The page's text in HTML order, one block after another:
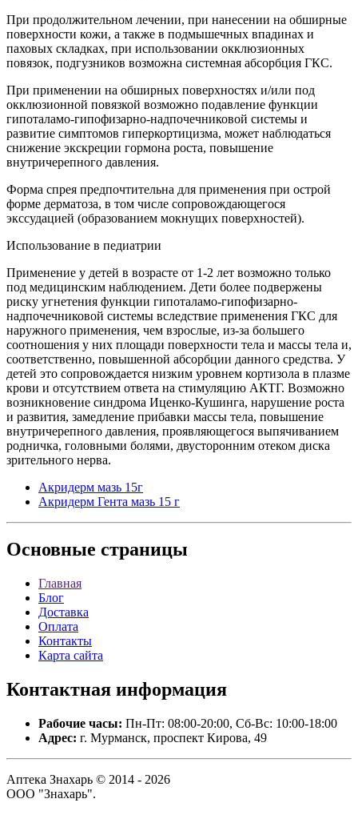
При продолжительном лечении, при нанесении на обширные
поверхности кожи, а также в подмышечных впадинах и
паховых складках, при использовании окклюзионных
повязок, подгузников возможна системная абсорбция ГКС.
При применении на обширных поверхностях и/или под
окклюзионной повязкой возможно подавление функции
гипоталамо-гипофизарно-надпочечниковой системы и
развитие симптомов гиперкортицизма, может наблюдаться
снижение экскреции гормона роста, повышение
внутричерепного давления.
Форма спрея предпочтительна для применения при острой
форме дерматоза, в том числе сопровождающегося
экссудацией (образованием мокнущих поверхностей).
Использование в педиатрии
Применение у детей в возрасте от 1-2 лет возможно только
под медицинским наблюдением. Дети более подвержены
риску угнетения функции гипоталамо-гипофизарно-
надпочечниковой системы вследствие применения ГКС для
наружного применения, чем взрослые, из-за большего
соотношения у них площади поверхности тела и массы тела и,
соответственно, повышенной абсорбции данного средства. У
детей это сопровождается низким уровнем кортизола в плазме
крови и отсутствием ответа на стимуляцию АКТГ. Возможно
возникновение синдрома Иценко-Кушинга, нарушение роста
и развития, замедление прибавки массы тела, повышение
внутричерепного давления, проявляющегося выпячиванием
родничка, головными болями, двусторонним отеком диска
зрительного нерва.
Акридерм мазь 15г
Акридерм Гента мазь 15 г
Основные страницы
Главная
Блог
Доставка
Оплата
Контакты
Карта сайта
Контактная информация
Рабочие часы: Пн-Пт: 08:00-20:00, Сб-Вс: 10:00-18:00
Адрес: г. Мурманск, проспект Кирова, 49
Аптека Знахарь © 2014 - 2026
ООО "Знахарь".